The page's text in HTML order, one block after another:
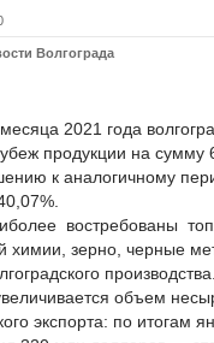
Волгограда
2021 года
продукции на
к аналогичному
востребованы
химии, зерно, черные
объем
экспорта: по итогам